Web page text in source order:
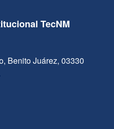
TecNM
Benito Juárez, 03330